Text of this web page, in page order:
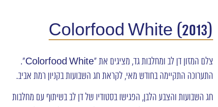
(Colorfood White (2013
צלם המזון דן לב ומחלבות גד, מציגים את "Colorfood White".
התערוכה התקיימה בחודש מאי, לקראת חג השבועות בקניון רמת אביב.
חג השבועות והצבע הלבן, הפגישו בסטודיו של דן לב בשיתוף עם מחלבות